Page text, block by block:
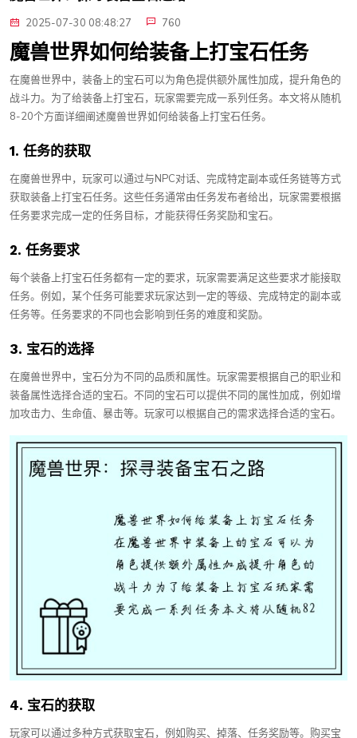
2025-07-30 08:48:27 760
魔兽世界如何给装备上打宝石任务
在魔兽世界中，装备上的宝石可以为角色提供额外属性加成，提升角色的
战斗力。为了给装备上打宝石，玩家需要完成一系列任务。本文将从随机
8-20个方面详细阐述魔兽世界如何给装备上打宝石任务。
1. 任务的获取
在魔兽世界中，玩家可以通过与NPC对话、完成特定副本或任务链等方式
获取装备上打宝石任务。这些任务通常由任务发布者给出，玩家需要根据
任务要求完成一定的任务目标，才能获得任务奖励和宝石。
2. 任务要求
每个装备上打宝石任务都有一定的要求，玩家需要满足这些要求才能接取
任务。例如，某个任务可能要求玩家达到一定的等级、完成特定的副本或
任务等。任务要求的不同也会影响到任务的难度和奖励。
3. 宝石的选择
在魔兽世界中，宝石分为不同的品质和属性。玩家需要根据自己的职业和
装备属性选择合适的宝石。不同的宝石可以提供不同的属性加成，例如增
加攻击力、生命值、暴击等。玩家可以根据自己的需求选择合适的宝石。
4. 宝石的获取
玩家可以通过多种方式获取宝石，例如购买、掉落、任务奖励等。购买宝